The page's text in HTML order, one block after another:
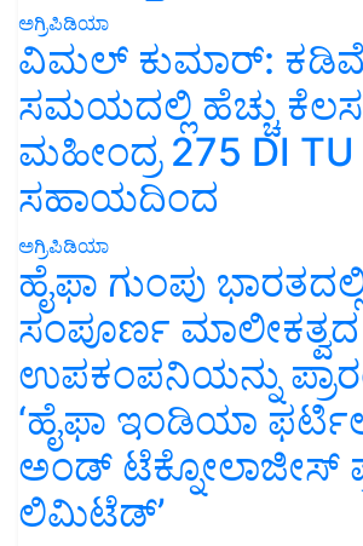
ಅಗ್ರಿಪಿಡಿಯಾ
ವಿಮಲ್ ಕುಮಾರ್:
ಸಮಯದಲ್ಲಿ ಹೆಚ್ಚು
ಮಹೀಂದ್ರ 275 DI TU
ಸಹಾಯದಿಂದ
ಅಗ್ರಿಪಿಡಿಯಾ
ಹೈಫಾ ಗುಂಪು
ಸಂಪೂರ್ಣ ಮಾಲೀಕತ್ವದ
ಉಪಕಂಪನಿಯನ್ನು
‘ಹೈಫಾ ಇಂಡಿಯಾ
ಅಂಡ್ ಟೆಕ್ನೋಲಾಜೀಸ್
ಲಿಮಿಟೆಡ್’